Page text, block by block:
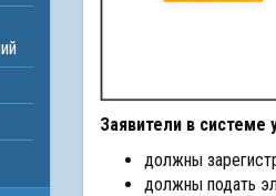
Заявители в системе
должны
должны подать